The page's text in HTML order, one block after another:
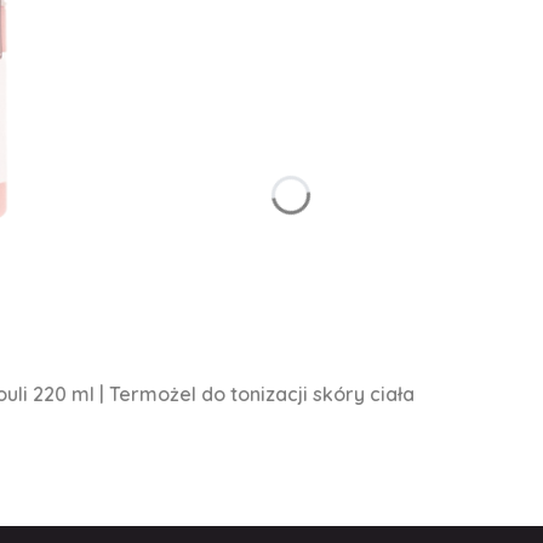
220 ml | Termożel do tonizacji skóry ciała